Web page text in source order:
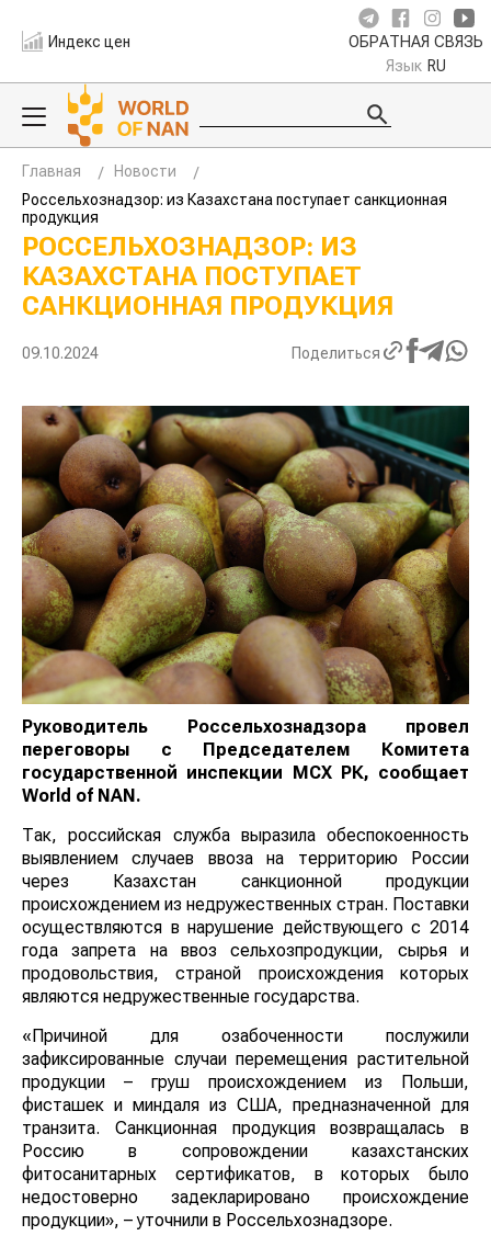
Индекс цен ОБРАТНАЯ СВЯЗЬ
Язык RU
Главная
Новости
Россельхознадзор: из Казахстана поступает санкционная
продукция
РОССЕЛЬХОЗНАДЗОР: ИЗ
КАЗАХСТАНА ПОСТУПАЕТ
САНКЦИОННАЯ ПРОДУКЦИЯ
09.10.2024 Поделиться
Руководитель Россельхознадзора провел
переговоры с Председателем Комитета
государственной инспекции МСХ РК, сообщает
World of NAN.
Так, российская служба выразила обеспокоенность
выявлением случаев ввоза на территорию России
через Казахстан санкционной продукции
происхождением из недружественных стран. Поставки
осуществляются в нарушение действующего с 2014
года запрета на ввоз сельхозпродукции, сырья и
продовольствия, страной происхождения которых
являются недружественные государства.
«Причиной для озабоченности послужили
зафиксированные случаи перемещения растительной
продукции – груш происхождением из Польши,
фисташек и миндаля из США, предназначенной для
транзита. Санкционная продукция возвращалась в
Россию в сопровождении казахстанских
фитосанитарных сертификатов, в которых было
недостоверно задекларировано происхождение
продукции», – уточнили в Россельхознадзоре.